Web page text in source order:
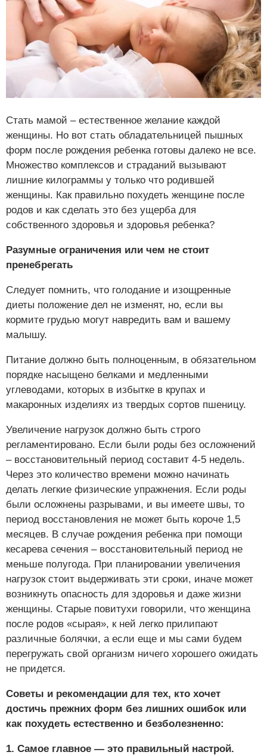
Стать мамой – естественное желание каждой
женщины. Но вот стать обладательницей пышных
форм после рождения ребенка готовы далеко не все.
Множество комплексов и страданий вызывают
лишние килограммы у только что родившей
женщины. Как правильно похудеть женщине после
родов и как сделать это без ущерба для
собственного здоровья и здоровья ребенка?
Разумные ограничения или чем не стоит
пренебрегать
Следует помнить, что голодание и изощренные
диеты положение дел не изменят, но, если вы
кормите грудью могут навредить вам и вашему
малышу.
Питание должно быть полноценным, в обязательном
порядке насыщено белками и медленными
углеводами, которых в избытке в крупах и
макаронных изделиях из твердых сортов пшеницу.
Увеличение нагрузок должно быть строго
регламентировано. Если были роды без осложнений
– восстановительный период составит 4-5 недель.
Через это количество времени можно начинать
делать легкие физические упражнения. Если роды
были осложнены разрывами, и вы имеете швы, то
период восстановления не может быть короче 1,5
месяцев. В случае рождения ребенка при помощи
кесарева сечения – восстановительный период не
меньше полугода. При планировании увеличения
нагрузок стоит выдерживать эти сроки, иначе может
возникнуть опасность для здоровья и даже жизни
женщины. Старые повитухи говорили, что женщина
после родов «сырая», к ней легко прилипают
различные болячки, а если еще и мы сами будем
перегружать свой организм ничего хорошего ожидать
не придется.
Советы и рекомендации для тех, кто хочет
достичь прежних форм без лишних ошибок или
как похудеть естественно и безболезненно:
1. Самое главное — это правильный настрой.